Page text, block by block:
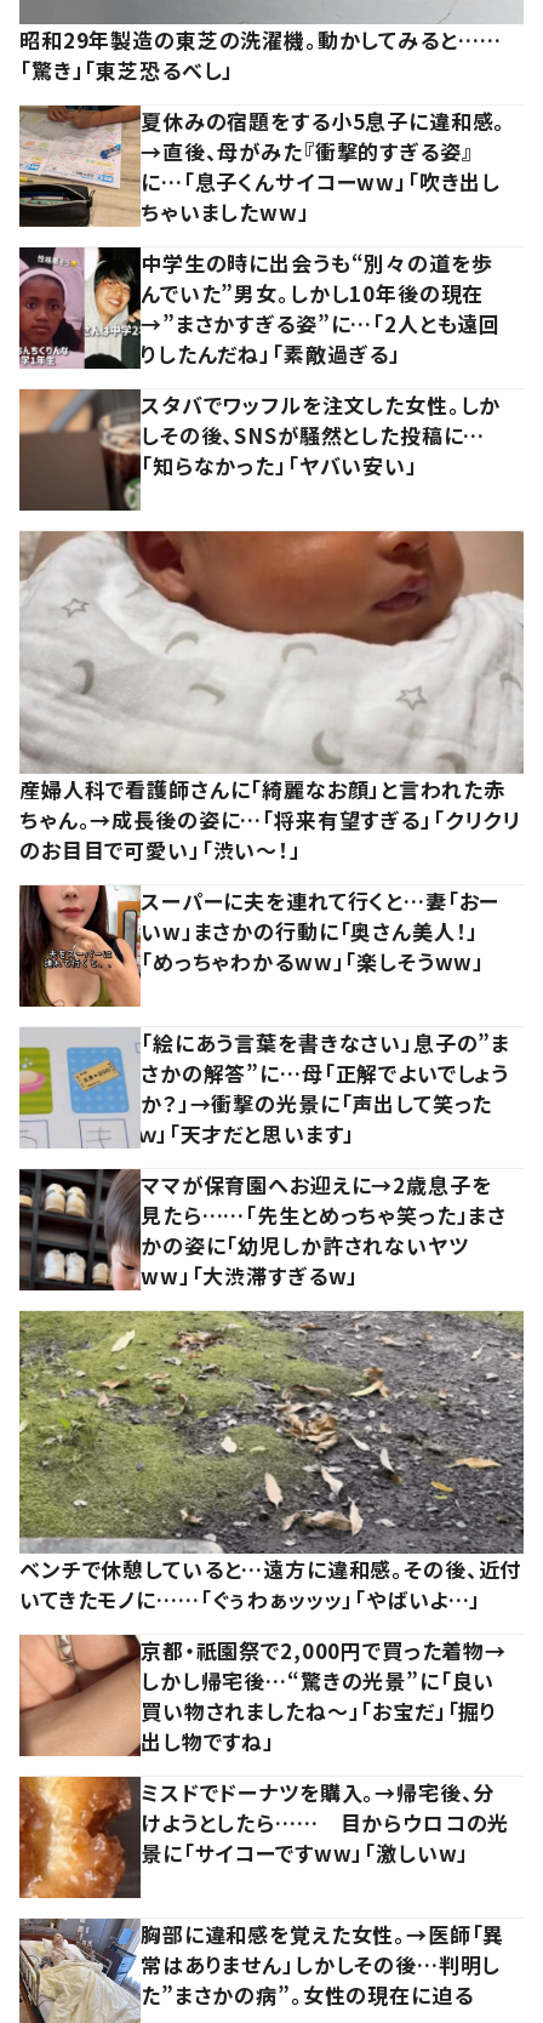
昭和29年製造の東芝の洗濯機。動かしてみると……
「驚き」「東芝恐るべし」
夏休みの宿題をする小5息子に違和感。
→直後、母がみた『衝撃的すぎる姿』
に…「息子くんサイコーww」「吹き出し
ちゃいましたww」
中学生の時に出会うも“別々の道を歩
んでいた”男女。しかし10年後の現在
→”まさかすぎる姿”に…「2人とも遠回
りしたんだね」「素敵過ぎる」
スタバでワッフルを注文した女性。しか
しその後、SNSが騒然とした投稿に…
「知らなかった」「ヤバい安い」
産婦人科で看護師さんに「綺麗なお顔」と言われた赤
ちゃん。→成長後の姿に…「将来有望すぎる」「クリクリ
のお目目で可愛い」「渋い～！」
スーパーに夫を連れて行くと…妻「おー
いw」まさかの行動に「奥さん美人！」
「めっちゃわかるww」「楽しそうww」
「絵にあう言葉を書きなさい」息子の”ま
さかの解答”に…母「正解でよいでしょう
か？」→衝撃の光景に「声出して笑った
ｗ」「天才だと思います」
ママが保育園へお迎えに→2歳息子を
見たら……「先生とめっちゃ笑った」まさ
かの姿に「幼児しか許されないヤツ
ww」「大渋滞すぎるw」
ベンチで休憩していると…遠方に違和感。その後、近付
いてきたモノに……「ぐぅわぁッッッ」「やばいよ…」
京都・祇園祭で2,000円で買った着物→
しかし帰宅後…“驚きの光景”に「良い
買い物されましたね～」「お宝だ」「掘り
出し物ですね」
ミスドでドーナツを購入。→帰宅後、分
けようとしたら…… 目からウロコの光
景に「サイコーですww」「激しいw」
胸部に違和感を覚えた女性。→医師「異
常はありません」しかしその後…判明し
た”まさかの病”。女性の現在に迫る